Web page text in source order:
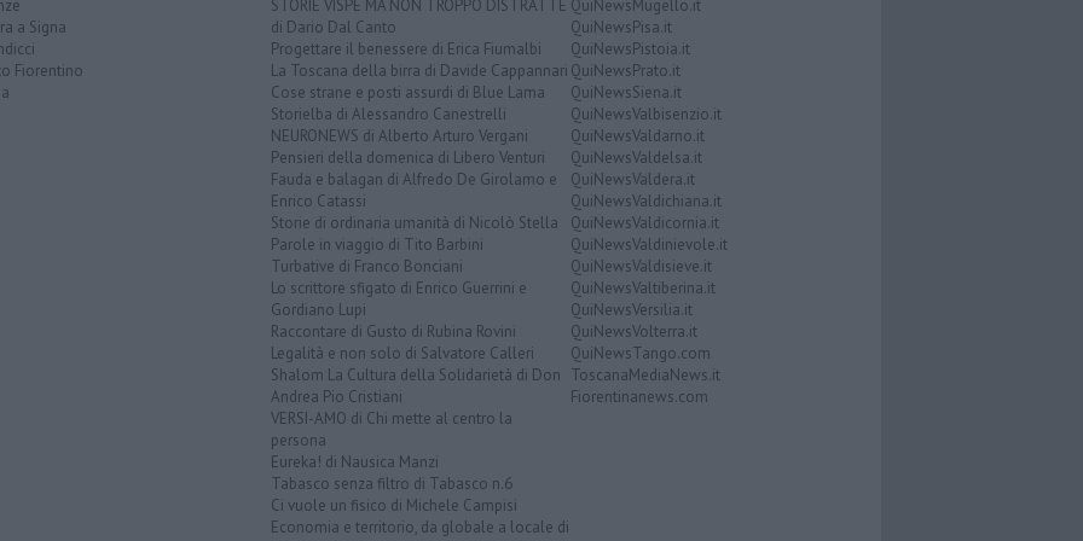
a Signa
Fiorentino
STORIE VISPE MA NON TROPPO DISTRATTE
di Dario Dal Canto
Progettare il benessere di Erica Fiumalbi
La Toscana della birra di Davide Cappannari
Cose strane e posti assurdi di Blue Lama
Storielba di Alessandro Canestrelli
NEURONEWS di Alberto Arturo Vergani
Pensieri della domenica di Libero Venturi
Fauda e balagan di Alfredo De Girolamo e
Enrico Catassi
Storie di ordinaria umanità di Nicolò Stella
Parole in viaggio di Tito Barbini
Turbative di Franco Bonciani
Lo scrittore sfigato di Enrico Guerrini e
Gordiano Lupi
Raccontare di Gusto di Rubina Rovini
Legalità e non solo di Salvatore Calleri
Shalom La Cultura della Solidarietà di Don
Andrea Pio Cristiani
VERSI-AMO di Chi mette al centro la
persona
Eureka! di Nausica Manzi
Tabasco senza filtro di Tabasco n.6
Ci vuole un fisico di Michele Campisi
Economia e territorio, da globale a locale di
QuiNewsMugello.it
QuiNewsPisa.it
QuiNewsPistoia.it
QuiNewsPrato.it
QuiNewsSiena.it
QuiNewsValbisenzio.it
QuiNewsValdarno.it
QuiNewsValdelsa.it
QuiNewsValdera.it
QuiNewsValdichiana.it
QuiNewsValdicornia.it
QuiNewsValdinievole.it
QuiNewsValdisieve.it
QuiNewsValtiberina.it
QuiNewsVersilia.it
QuiNewsVolterra.it
QuiNewsTango.com
ToscanaMediaNews.it
Fiorentinanews.com